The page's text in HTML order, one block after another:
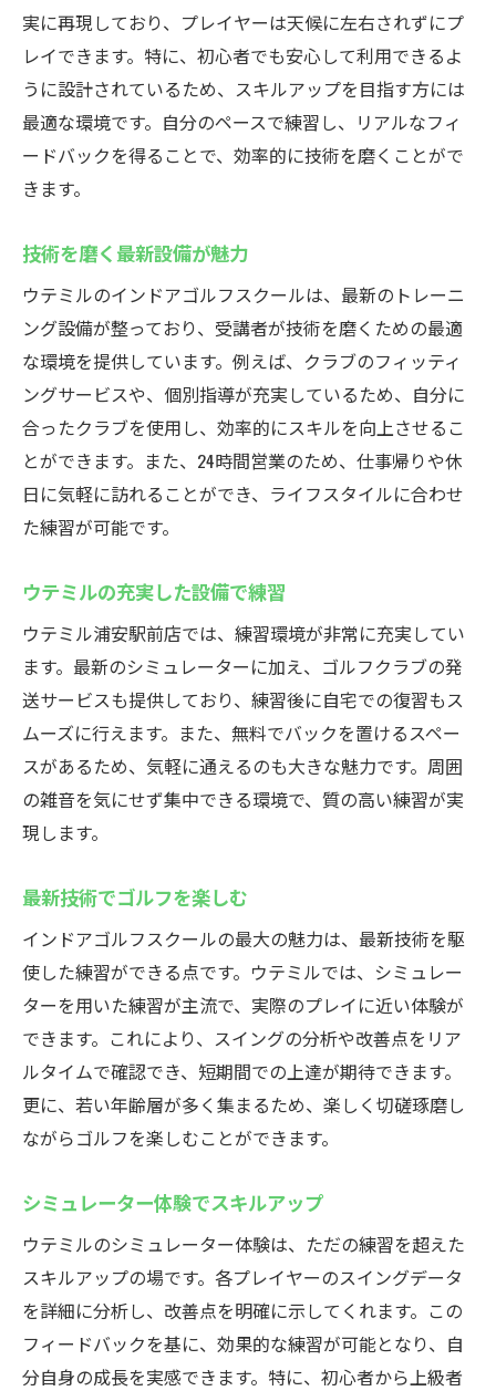
実に再現しており、プレイヤーは天候に左右されずにプ
レイできます。特に、初心者でも安心して利用できるよ
うに設計されているため、スキルアップを目指す方には
最適な環境です。自分のペースで練習し、リアルなフィ
ードバックを得ることで、効率的に技術を磨くことがで
きます。
技術を磨く最新設備が魅力
ウテミルのインドアゴルフスクールは、最新のトレーニ
ング設備が整っており、受講者が技術を磨くための最適
な環境を提供しています。例えば、クラブのフィッティ
ングサービスや、個別指導が充実しているため、自分に
合ったクラブを使用し、効率的にスキルを向上させるこ
とができます。また、24時間営業のため、仕事帰りや休
日に気軽に訪れることができ、ライフスタイルに合わせ
た練習が可能です。
ウテミルの充実した設備で練習
ウテミル浦安駅前店では、練習環境が非常に充実してい
ます。最新のシミュレーターに加え、ゴルフクラブの発
送サービスも提供しており、練習後に自宅での復習もス
ムーズに行えます。また、無料でバックを置けるスペー
スがあるため、気軽に通えるのも大きな魅力です。周囲
の雑音を気にせず集中できる環境で、質の高い練習が実
現します。
最新技術でゴルフを楽しむ
インドアゴルフスクールの最大の魅力は、最新技術を駆
使した練習ができる点です。ウテミルでは、シミュレー
ターを用いた練習が主流で、実際のプレイに近い体験が
できます。これにより、スイングの分析や改善点をリア
ルタイムで確認でき、短期間での上達が期待できます。
更に、若い年齢層が多く集まるため、楽しく切磋琢磨し
ながらゴルフを楽しむことができます。
シミュレーター体験でスキルアップ
ウテミルのシミュレーター体験は、ただの練習を超えた
スキルアップの場です。各プレイヤーのスイングデータ
を詳細に分析し、改善点を明確に示してくれます。この
フィードバックを基に、効果的な練習が可能となり、自
分自身の成長を実感できます。特に、初心者から上級者